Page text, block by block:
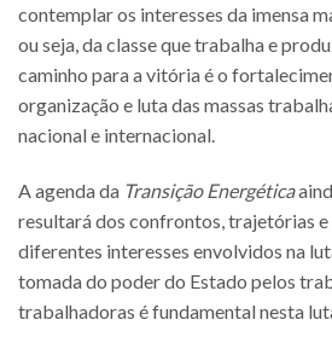
contemplar os interesses da imensa
ou seja, da classe que trabalha e
caminho para a vitória é o
organização e luta das massas
nacional e internacional.
A agenda da Transição Energética
resultará dos confrontos, trajetórias
diferentes interesses envolvidos na
tomada do poder do Estado pelos
trabalhadoras é fundamental nesta